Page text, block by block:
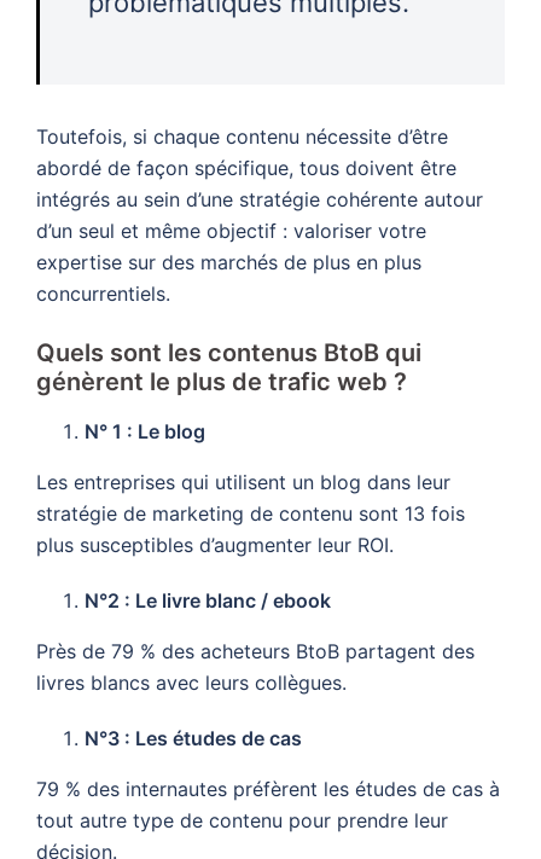
Toutefois, si chaque contenu nécessite d’être
abordé de façon spécifique, tous doivent être
intégrés au sein d’une stratégie cohérente autour
d’un seul et même objectif : valoriser votre
expertise sur des marchés de plus en plus
concurrentiels.
Quels sont les contenus BtoB qui
génèrent le plus de trafic web ?
N° 1 : Le blog
Les entreprises qui utilisent un blog dans leur
stratégie de marketing de contenu sont 13 fois
plus susceptibles d’augmenter leur ROI.
N°2 : Le livre blanc / ebook
Près de 79 % des acheteurs BtoB partagent des
livres blancs avec leurs collègues.
N°3 : Les études de cas
79 % des internautes préfèrent les études de cas à
tout autre type de contenu pour prendre leur
décision.